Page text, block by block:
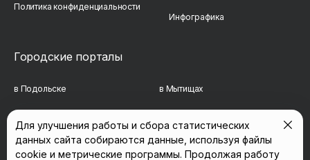
Политика конфиденциальности
Инфографика
Городские порталы
в Подольске в Мытищах
в Сергиевом Посаде в Люберцах
Для улучшения работы и сбора статистических
данных сайта собираются данные, используя файлы
cookie и метрические программы. Продолжая работу